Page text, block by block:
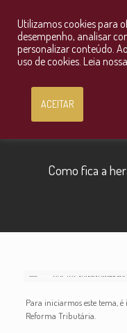
Como fica a
Para iniciarmos este tema,
Reforma Tributária.
Utilizamos cookies para
desempenho, analisar
personalizar conteúdo.
uso de cookies. Leia nossa
ACEITAR